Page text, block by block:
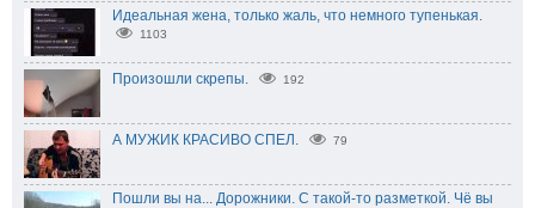
Идеальная жена, только жаль, что немного тупенькая.
1103
Произошли скрепы. 192
А МУЖИК КРАСИВО СПЕЛ. 79
Пошли вы на... Дорожники. С такой-то разметкой. Чё вы